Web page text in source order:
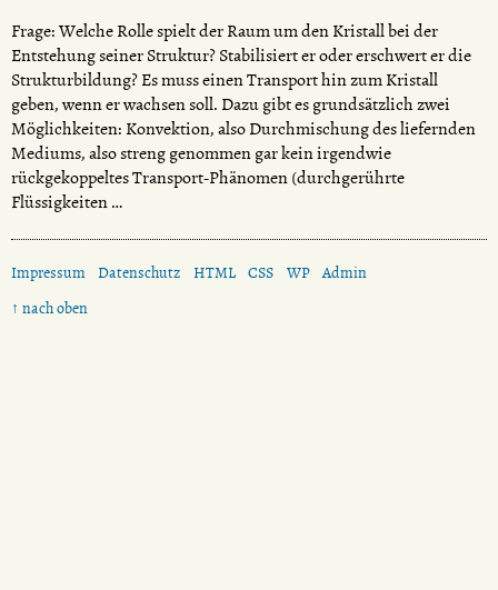
Frage: Welche Rolle spielt der Raum um den Kristall bei der
Entstehung seiner Struktur? Stabilisiert er oder erschwert er die
Strukturbildung? Es muss einen Transport hin zum Kristall
geben, wenn er wachsen soll. Dazu gibt es grundsätzlich zwei
Möglichkeiten: Konvektion, also Durchmischung des liefernden
Mediums, also streng genommen gar kein irgendwie
rückgekoppeltes Transport-Phänomen (durchgerührte
Flüssigkeiten …
Impressum Datenschutz HTML CSS WP Admin
↑ nach oben